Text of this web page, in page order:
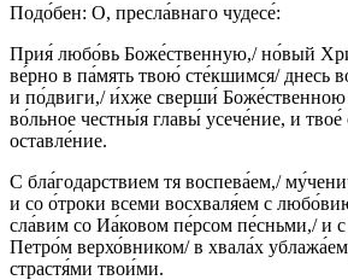
Подо́бен: О, пресла́внаго чудесе́:
Прия́ любо́вь Боже́ственную,/ но́вый
ве́рно в па́мять твою́ сте́кшимся/ днесь
и по́двиги,/ и́хже сверши́
во́льное честны́я главы́ усече́ние, и
оставле́ние.
С бла́годарствием тя воспева́ем,/
и со о́троки всеми восхваля́ем с
сла́вим со Иа́ковом пе́рсом пе́сньми,/ и
Петро́м верхо́вником/ в хвала́х
страстя́ми твои́ми.